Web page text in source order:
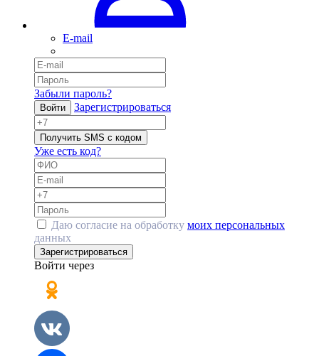
E-mail
Забыли пароль?
Войти Зарегистрироваться
Получить SMS с кодом
Уже есть код?
Даю согласие на обработку моих персональных
данных
Зарегистрироваться
Войти через